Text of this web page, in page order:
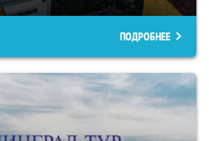
ПОДРОБНЕЕ